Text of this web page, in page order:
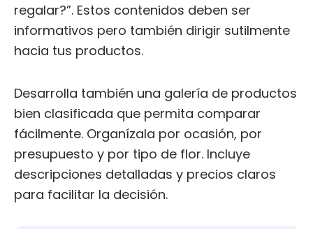
regalar?”. Estos contenidos deben ser
informativos pero también dirigir sutilmente
hacia tus productos.
Desarrolla también una galería de productos
bien clasificada que permita comparar
fácilmente. Organízala por ocasión, por
presupuesto y por tipo de flor. Incluye
descripciones detalladas y precios claros
para facilitar la decisión.